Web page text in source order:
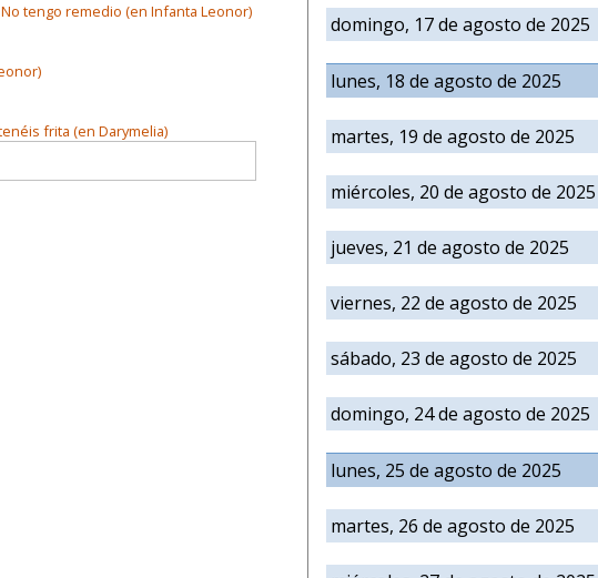
tengo remedio (en Infanta Leonor)
frita (en Darymelia)
domingo, 17 de agosto de 2025
lunes, 18 de agosto de 2025
martes, 19 de agosto de 2025
miércoles, 20 de agosto de 2025
jueves, 21 de agosto de 2025
viernes, 22 de agosto de 2025
sábado, 23 de agosto de 2025
domingo, 24 de agosto de 2025
lunes, 25 de agosto de 2025
martes, 26 de agosto de 2025